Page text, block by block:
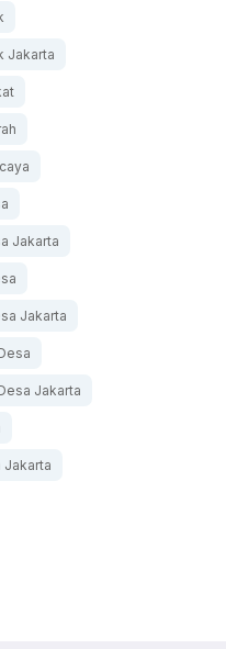
Jakarta
Jakarta
Jakarta
Jakarta
Jakarta